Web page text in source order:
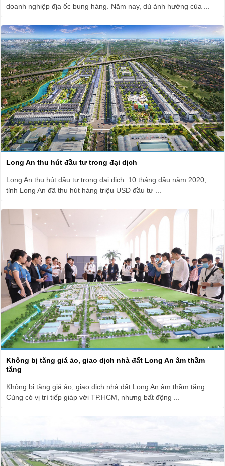
doanh nghiệp địa ốc bung hàng. Năm nay, dù ảnh hưởng của ...
Long An thu hút đầu tư trong đại dịch
Long An thu hút đầu tư trong đại dịch. 10 tháng đầu năm 2020,
tỉnh Long An đã thu hút hàng triệu USD đầu tư ...
Không bị tăng giá ảo, giao dịch nhà đất Long An âm thầm
tăng
Không bị tăng giá ảo, giao dịch nhà đất Long An âm thầm tăng.
Cùng có vị trí tiếp giáp với TP.HCM, nhưng bất động ...